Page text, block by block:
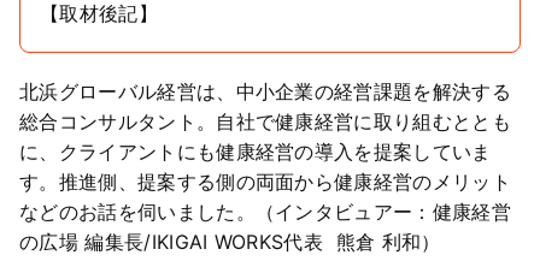
【取材後記】
北浜グローバル経営は、中小企業の経営課題を解決する
総合コンサルタント。自社で健康経営に取り組むととも
に、クライアントにも健康経営の導入を提案していま
す。推進側、提案する側の両面から健康経営のメリット
などのお話を伺いました。（インタビュアー：健康経営
の広場 編集長/IKIGAI WORKS代表 熊倉 利和）